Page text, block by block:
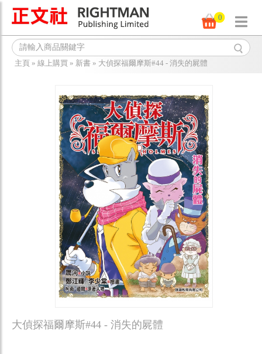
0
主頁 » 線上購買 » 新書 » 大偵探福爾摩斯#44 - 消失的屍體
大偵探福爾摩斯#44 - 消失的屍體